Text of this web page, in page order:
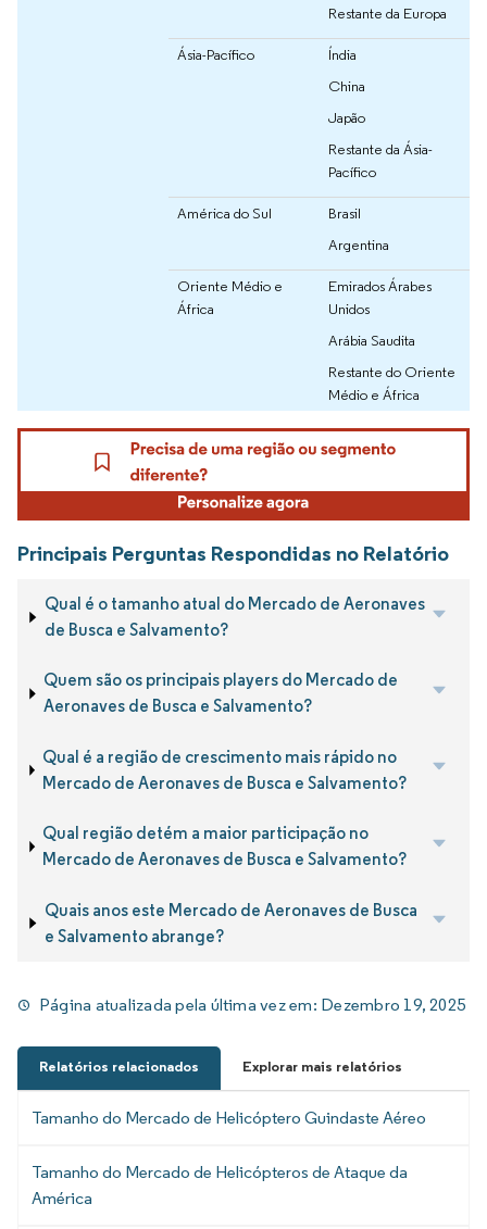
Restante da Europa
Ásia-Pacífico
Índia
China
Japão
Restante da Ásia-
Pacífico
América do Sul
Brasil
Argentina
Oriente Médio e
África
Emirados Árabes
Unidos
Arábia Saudita
Restante do Oriente
Médio e África
Principais Perguntas Respondidas no Relatório
Qual é o tamanho atual do Mercado de Aeronaves
de Busca e Salvamento?
Quem são os principais players do Mercado de
Aeronaves de Busca e Salvamento?
Qual é a região de crescimento mais rápido no
Mercado de Aeronaves de Busca e Salvamento?
Qual região detém a maior participação no
Mercado de Aeronaves de Busca e Salvamento?
Quais anos este Mercado de Aeronaves de Busca
e Salvamento abrange?
Página atualizada pela última vez em: Dezembro 19, 2025
Relatórios relacionados Explorar mais relatórios
Tamanho do Mercado de Helicóptero Guindaste Aéreo
Tamanho do Mercado de Helicópteros de Ataque da
América